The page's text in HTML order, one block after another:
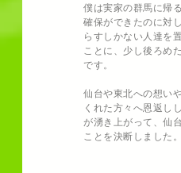
僕は実家の群馬に帰
確保ができたのに対
らすしかない人達を
ことに、少し後ろめ
です。
仙台や東北への想い
くれた方々へ恩返し
が湧き上がって、仙
ことを決断しました。